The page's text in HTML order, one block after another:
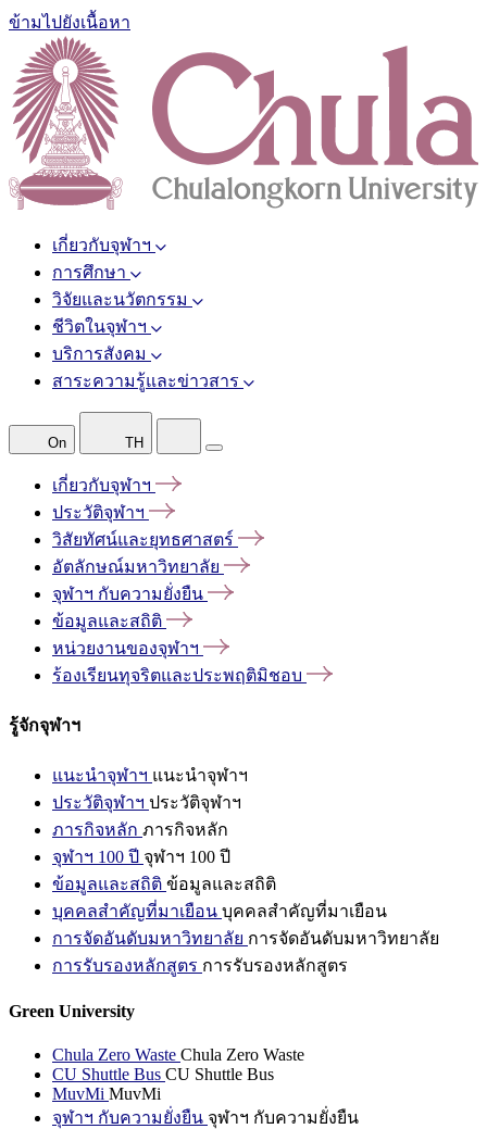
ข้ามไปยังเนื้อหา
เกี่ยวกับจุฬาฯ
การศึกษา
วิจัยและนวัตกรรม
ชีวิตในจุฬาฯ
บริการสังคม
สาระความรู้และข่าวสาร
On TH
เกี่ยวกับจุฬาฯ
ประวัติจุฬาฯ
วิสัยทัศน์และยุทธศาสตร์
อัตลักษณ์มหาวิทยาลัย
จุฬาฯ กับความยั่งยืน
ข้อมูลและสถิติ
หน่วยงานของจุฬาฯ
ร้องเรียนทุจริตและประพฤติมิชอบ
รู้จักจุฬาฯ
แนะนำจุฬาฯ แนะนำจุฬาฯ
ประวัติจุฬาฯ ประวัติจุฬาฯ
ภารกิจหลัก ภารกิจหลัก
จุฬาฯ 100 ปี จุฬาฯ 100 ปี
ข้อมูลและสถิติ ข้อมูลและสถิติ
บุคคลสำคัญที่มาเยือน บุคคลสำคัญที่มาเยือน
การจัดอันดับมหาวิทยาลัย การจัดอันดับมหาวิทยาลัย
การรับรองหลักสูตร การรับรองหลักสูตร
Green University
Chula Zero Waste Chula Zero Waste
CU Shuttle Bus CU Shuttle Bus
MuvMi MuvMi
จุฬาฯ กับความยั่งยืน จุฬาฯ กับความยั่งยืน